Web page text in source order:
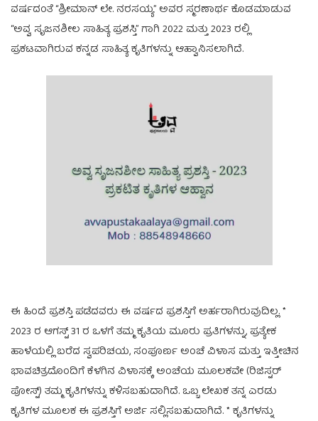
ವರ್ಷದಂತೆ “ಶ್ರೀಮಾನ್ ಲೇ. ನರಸಯ್ಯ” ಅವರ ಸ್ಮರಣಾರ್ಥ ಕೊಡಮಾಡುವ
“ಅವ್ವ ಸೃಜನಶೀಲ ಸಾಹಿತ್ಯ ಪ್ರಶಸ್ತಿ” ಗಾಗಿ 2022 ಮತ್ತು 2023 ರಲ್ಲಿ
ಪ್ರಕಟವಾಗಿರುವ ಕನ್ನಡ ಸಾಹಿತ್ಯ ಕೃತಿಗಳನ್ನು ಆಹ್ವಾನಿಸಲಾಗಿದೆ.
ಈ ಹಿಂದೆ ಪ್ರಶಸ್ತಿ ಪಡೆದವರು ಈ ವರ್ಷದ ಪ್ರಶಸ್ತಿಗೆ ಅರ್ಹರಾಗಿರುವುದಿಲ್ಲ. *
2023 ರ ಆಗಸ್ಟ್ 31 ರ ಒಳಗೆ ತಮ್ಮ ಕೃತಿಯ ಮೂರು ಪ್ರತಿಗಳನ್ನು, ಪ್ರತ್ಯೇಕ
ಹಾಳೆಯಲ್ಲಿ ಬರೆದ ಸ್ವಪರಿಚಯ, ಸಂಪೂರ್ಣ ಅಂಚೆ ವಿಳಾಸ ಮತ್ತು ಇತ್ತೀಚಿನ
ಭಾವಚಿತ್ರದೊಂದಿಗೆ ಕೆಳಗಿನ ವಿಳಾಸಕ್ಕೆ ಅಂಚೆಯ ಮೂಲಕವೇ (ರಿಜಿಸ್ಟರ್
ಪೋಸ್ಟ್) ತಮ್ಮ ಕೃತಿಗಳನ್ನು ಕಳಿಸಬಹುದಾಗಿದೆ. ಒಬ್ಬ ಲೇಖಕ ತನ್ನ ಎರಡು
ಕೃತಿಗಳ ಮೂಲಕ ಈ ಪ್ರಶಸ್ತಿಗೆ ಅರ್ಜಿ ಸಲ್ಲಿಸಬಹುದಾಗಿದೆ. * ಕೃತಿಗಳನ್ನು